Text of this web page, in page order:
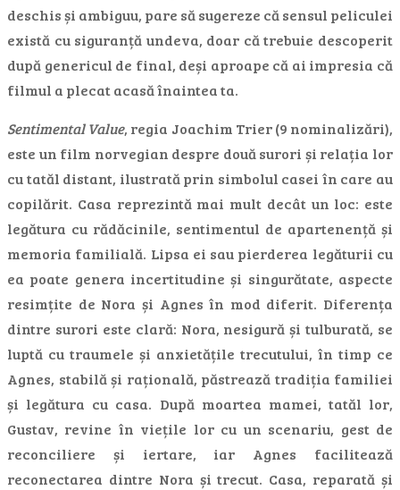
deschis și ambiguu, pare să sugereze că sensul peliculei
există cu siguranță undeva, doar că trebuie descoperit
după genericul de final, deși aproape că ai impresia că
filmul a plecat acasă înaintea ta.
Sentimental Value, regia Joachim Trier (9 nominalizări),
este un film norvegian despre două surori și relația lor
cu tatăl distant, ilustrată prin simbolul casei în care au
copilărit. Casa reprezintă mai mult decât un loc: este
legătura cu rădăcinile, sentimentul de apartenență și
memoria familială. Lipsa ei sau pierderea legăturii cu
ea poate genera incertitudine și singurătate, aspecte
resimțite de Nora și Agnes în mod diferit. Diferența
dintre surori este clară: Nora, nesigură și tulburată, se
luptă cu traumele și anxietățile trecutului, în timp ce
Agnes, stabilă și rațională, păstrează tradiția familiei
și legătura cu casa. După moartea mamei, tatăl lor,
Gustav, revine în viețile lor cu un scenariu, gest de
reconciliere și iertare, iar Agnes facilitează
reconectarea dintre Nora și trecut. Casa, reparată și